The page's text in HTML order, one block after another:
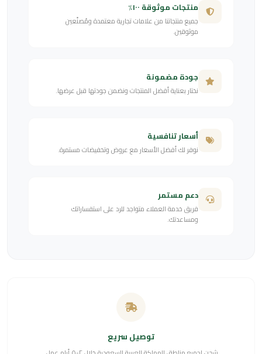
منتجات موثوقة ١٠٠٪
جميع منتجاتنا من علامات تجارية معتمدة ومُصنّعين
موثوقين.
جودة مضمونة
نختار بعناية أفضل المنتجات ونضمن جودتها قبل عرضها.
أسعار تنافسية
نوفر لك أفضل الأسعار مع عروض وتخفيضات مستمرة.
دعم مستمر
فريق خدمة العملاء متواجد للرد على استفساراتك
ومساعدتك.
توصيل سريع